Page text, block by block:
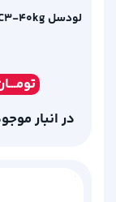
لودسل Keli: AMI-C3-40kg
تومـ
در انبار